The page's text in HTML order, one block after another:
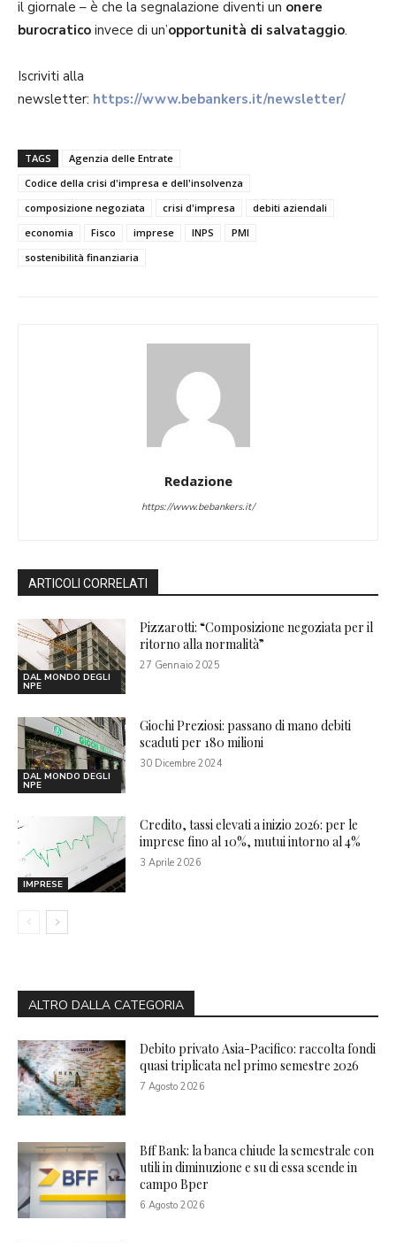
il giornale – è che la segnalazione diventi un onere
burocratico invece di un’opportunità di salvataggio.
Iscriviti alla
newsletter: https://www.bebankers.it/newsletter/
TAGS
Agenzia delle Entrate
Codice della crisi d'impresa e dell'insolvenza
composizione negoziata
crisi d'impresa
debiti aziendali
economia
Fisco imprese INPS
PMI
sostenibilità finanziaria
Redazione
https://www.bebankers.it/
ARTICOLI CORRELATI
DAL MONDO DEGLI
NPE
Pizzarotti: “Composizione negoziata per il
ritorno alla normalità”
27 Gennaio 2025
DAL MONDO DEGLI
NPE
Giochi Preziosi: passano di mano debiti
scaduti per 180 milioni
30 Dicembre 2024
IMPRESE
Credito, tassi elevati a inizio 2026: per le
imprese fino al 10%, mutui intorno al 4%
3 Aprile 2026
ALTRO DALLA CATEGORIA
Debito privato Asia-Pacifico: raccolta fondi
quasi triplicata nel primo semestre 2026
7 Agosto 2026
Bff Bank: la banca chiude la semestrale con
utili in diminuzione e su di essa scende in
campo Bper
6 Agosto 2026